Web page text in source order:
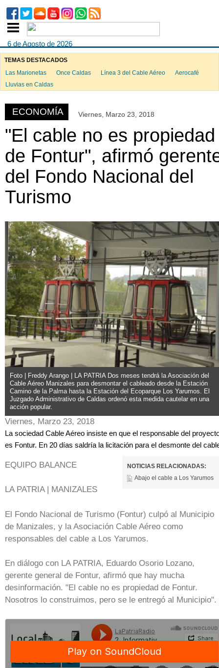
6 de Agosto de 2026
TEMAS DESTACADOS
Las Marionetas
Once Caldas Línea 3 del Cable Aéreo
Aerocafé
Lluvias en Caldas
ECONOMÍA Viernes, Marzo 23, 2018
"El cable no es propiedad
de Fontur", afirmó
del Fondo Nacional del
Turismo
Foto | Freddy Arango | LA PATRIA Dos meses tendrá la Asociación del
Cable Aéreo Manizales para desmontar el cableado desde la Estación
Camino de la Palma hasta la Estación del Ecoparque Los Yarumos. El
Juzgado Administrativo de Caldas ordenó esta medida cautelar en una
acción popular.
Viernes, Marzo 23, 2018
La sociedad Cable Aéreo insiste en que el responsable del
es Fontur. En 20 días saldría la licitación para el desmonte del
NOTICIAS RELACIONADAS:
Abajo el cable a Los Yarumos
EQUIPO BALANCE
LA PATRIA | MANIZALES
El Fondo Nacional de Turismo (Fontur) culpó al Municipio
de Manizales, y la Asociación Cable Aéreo como
responsables del cable a Los Yarumos.
En diálogo con LA PATRIA, Eduardo Osorio Lozano,
gerente general de Fontur, afirmó que hay mucha
desinformación. "El cable no es propiedad de Fontur.
Nosotros lo construimos, pero se le entregó al Municipio".